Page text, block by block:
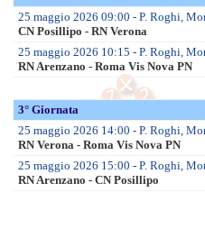
Giovanili
Enti Prom. Sportiva
Abruzzo
Campania
Emilia Romagna
Liguria
Lombardia
Piemonte
Puglia